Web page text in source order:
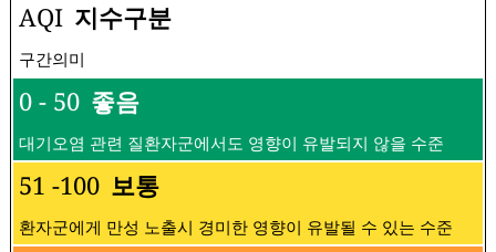
AQI 지수구분
구간의미
0 - 50 좋음
대기오염 관련 질환자군에서도 영향이 유발되지 않을 수준
51 -100 보통
환자군에게 만성 노출시 경미한 영향이 유발될 수 있는 수준